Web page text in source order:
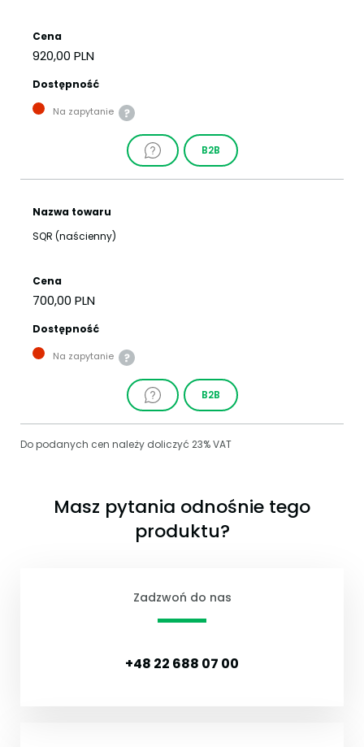
Cena
920,00 PLN
Dostępność
Na zapytanie
B2B
Nazwa towaru
SQR (naścienny)
Cena
700,00 PLN
Dostępność
Na zapytanie
B2B
Do podanych cen należy doliczyć 23% VAT
Masz pytania odnośnie tego
produktu?
Zadzwoń do nas
+48 22 688 07 00